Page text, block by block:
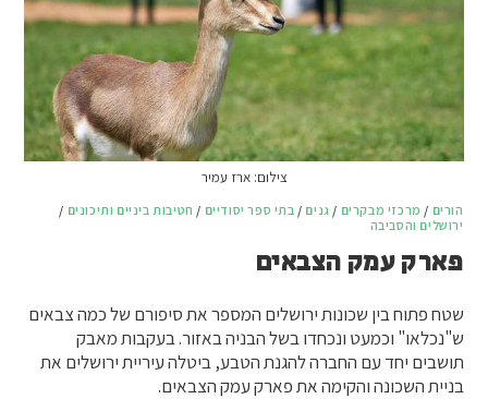
צילום: ארז עמיר
הורים / מרכזי מבקרים / גנים / בתי ספר יסודיים / חטיבות ביניים ותיכונים /
ירושלים והסביבה
פארק עמק הצבאים
שטח פתוח בין שכונות ירושלים המספר את סיפורם של כמה צבאים
ש"נכלאו" וכמעט ונכחדו בשל הבניה באזור. בעקבות מאבק
תושבים יחד עם החברה להגנת הטבע, ביטלה עיריית ירושלים את
בניית השכונה והקימה את פארק עמק הצבאים.